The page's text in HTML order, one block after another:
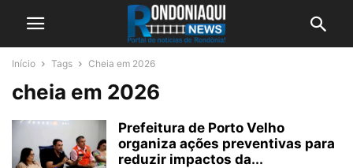
Início Tags Cheia em 2026
cheia em 2026
Prefeitura de Porto Velho
organiza ações preventivas para
reduzir impactos da...